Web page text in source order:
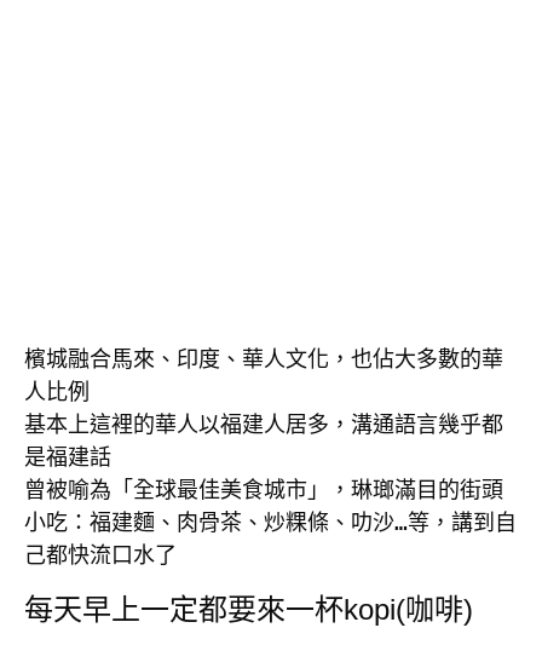
檳城融合馬來、印度、華人文化，也佔大多數的華
人比例
基本上這裡的華人以福建人居多，溝通語言幾乎都
是福建話
曾被喻為「全球最佳美食城市」，琳瑯滿目的街頭
小吃：福建麵、肉骨茶、炒粿條、叻沙…等，講到自
己都快流口水了
每天早上一定都要來一杯kopi(咖啡)